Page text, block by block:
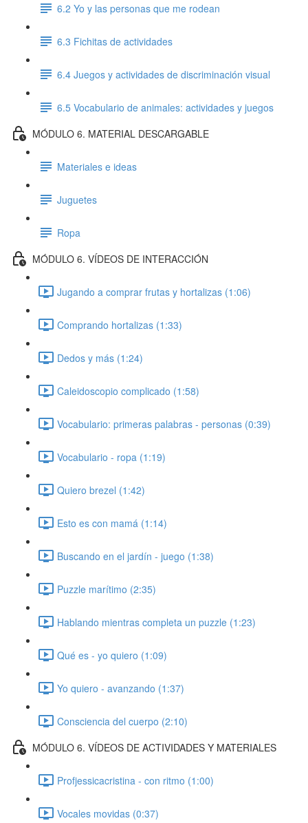
6.2 Yo y las personas que me rodean
6.3 Fichitas de actividades
6.4 Juegos y actividades de discriminación visual
6.5 Vocabulario de animales: actividades y juegos
MÓDULO 6. MATERIAL DESCARGABLE
Materiales e ideas
Juguetes
Ropa
MÓDULO 6. VÍDEOS DE INTERACCIÓN
Jugando a comprar frutas y hortalizas (1:06)
Comprando hortalizas (1:33)
Dedos y más (1:24)
Caleidoscopio complicado (1:58)
Vocabulario: primeras palabras - personas (0:39)
Vocabulario - ropa (1:19)
Quiero brezel (1:42)
Esto es con mamá (1:14)
Buscando en el jardín - juego (1:38)
Puzzle marítimo (2:35)
Hablando mientras completa un puzzle (1:23)
Qué es - yo quiero (1:09)
Yo quiero - avanzando (1:37)
Consciencia del cuerpo (2:10)
MÓDULO 6. VÍDEOS DE ACTIVIDADES Y MATERIALES
Profjessicacristina - con ritmo (1:00)
Vocales movidas (0:37)